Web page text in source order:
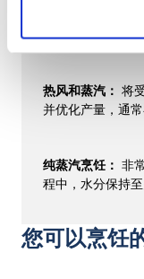
用于
理。
热风和蒸汽： 将
并优化产量，通
纯蒸汽烹饪： 非
程中，水分保持
您可以烹饪